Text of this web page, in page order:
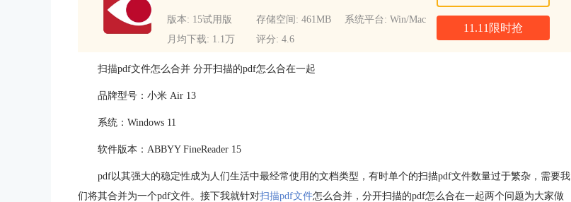
版本: 15试用版 存储空间: 461MB
系统平台: Win/Mac
月均下载: 1.1万
评分: 4.6
11.11限时抢
扫描pdf文件怎么合并 分开扫描的pdf怎么合在一起
品牌型号：小米 Air 13
系统：Windows 11
软件版本：ABBYY FineReader 15
pdf以其强大的稳定性成为人们生活中最经常使用的文档类型，有时单个的扫描pdf文件数量过于繁杂，需要我
们将其合并为一个pdf文件。接下我就针对扫描pdf文件怎么合并，分开扫描的pdf怎么合在一起两个问题为大家做